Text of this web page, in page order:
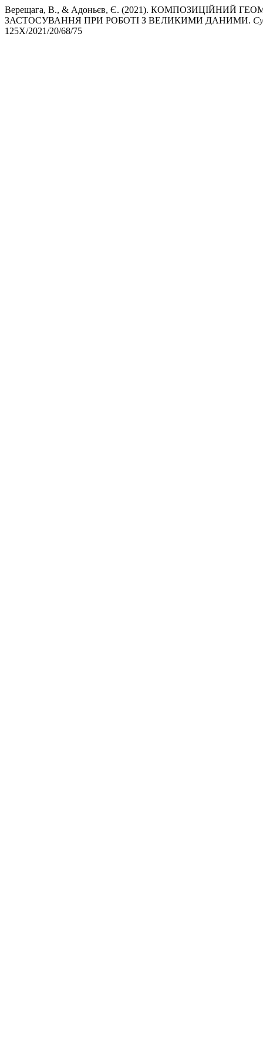
Верещага, В., & Адоньєв, Є. (2021). КОМПОЗИЦІЙНИЙ
ЗАСТОСУВАННЯ ПРИ РОБОТІ З ВЕЛИКИМИ ДАНИМИ.
125X/2021/20/68/75